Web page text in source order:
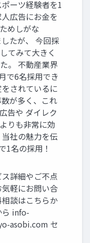
ーツ経験者を1
広告にお金を
めしがな
たが、 今回採
てみて大きく
。 不動産業界
で6名採用でき
されているに
が多く、これ
告や ダイレク
りも非常に効
社の魅力を伝
1名の採用！
詳細やご不点
軽にお問い合
談はこちらか
info-
asobi.com セ